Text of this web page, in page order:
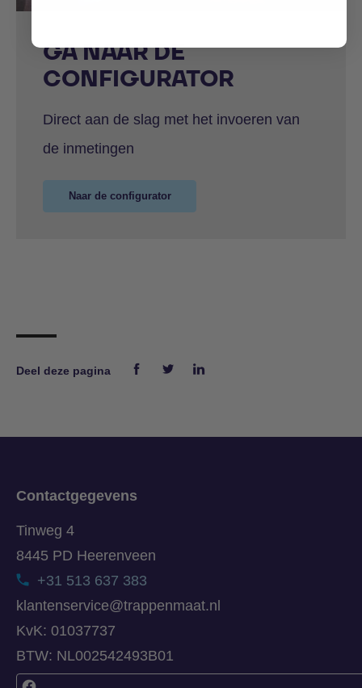
GA NAAR DE
CONFIGURATOR
Direct aan de slag met het invoeren van
de inmetingen
Naar de configurator
Deel deze pagina
Contactgegevens
Tinweg 4
8445 PD Heerenveen
+31 513 637 383
klantenservice@trappenmaat.nl
KvK: 01037737
BTW: NL002542493B01